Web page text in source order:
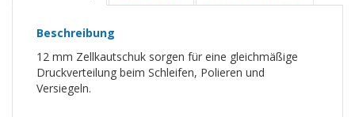
Beschreibung
12 mm Zellkautschuk sorgen für eine gleichmäßige
Druckverteilung beim Schleifen, Polieren und
Versiegeln.